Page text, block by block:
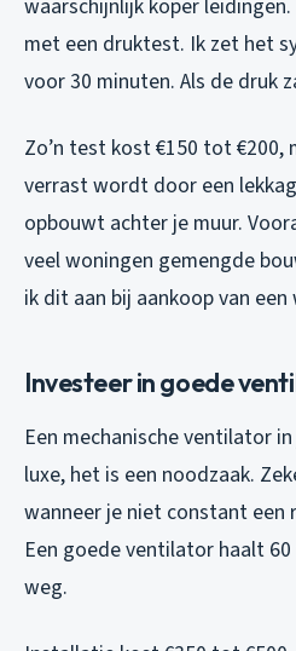
waarschijnlijk koper
met een druktest. Ik zet het
voor 30 minuten. Als de druk
Zo’n test kost €150 tot
verrast wordt door een
opbouwt achter je muur.
veel woningen gemengde
ik dit aan bij aankoop van een
Investeer in goede
Een mechanische ventilator
luxe, het is een noodzaak.
wanneer je niet constant een
Een goede ventilator haalt
weg.